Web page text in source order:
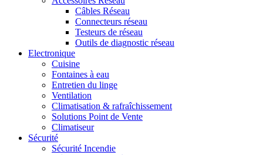
Câbles Réseau
Connecteurs réseau
Testeurs de réseau
Outils de diagnostic réseau
Electronique
Cuisine
Fontaines à eau
Entretien du linge
Ventilation
Climatisation & rafraîchissement
Solutions Point de Vente
Climatiseur
Sécurité
Sécurité Incendie